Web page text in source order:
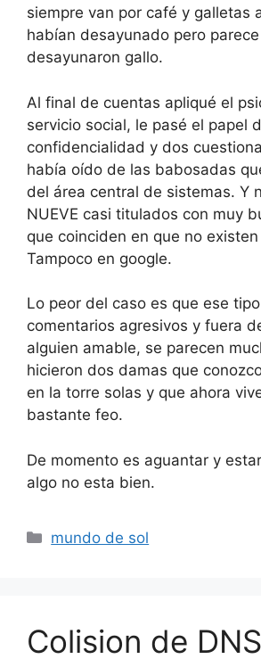
siempre van por café y galletas
habían desayunado pero
desayunaron gallo.
Al final de cuentas apliqué el
servicio social, le pasé el papel
confidencialidad y dos
había oído de las babosadas
del área central de sistemas. Y
NUEVE casi titulados con muy
que coinciden en que no
Tampoco en google.
Lo peor del caso es que ese
comentarios agresivos y fuera
alguien amable, se parecen
hicieron dos damas que
en la torre solas y que ahora
bastante feo.
De momento es aguantar y
algo no esta bien.
Categorías
mundo de sol
Colision de